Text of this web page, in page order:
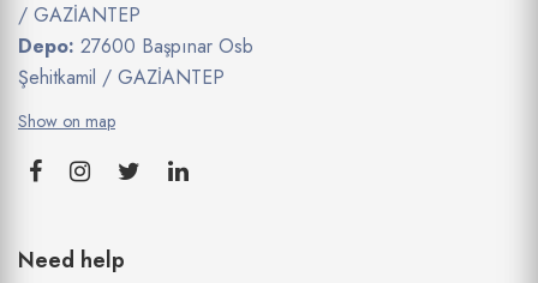
/ GAZİANTEP
Depo: 27600 Başpınar Osb
Şehitkamil / GAZİANTEP
Show on map
Need help